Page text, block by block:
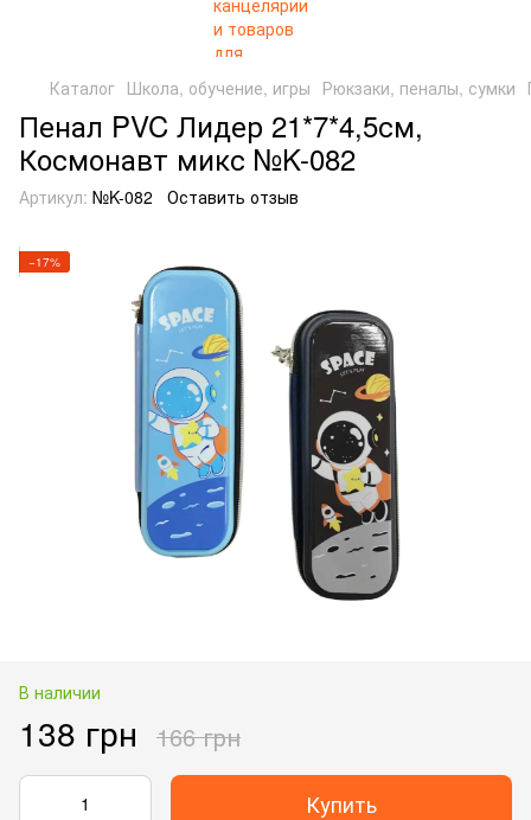
Каталог Школа, обучение, игры Рюкзаки, пеналы, сумки
Пенал PVC Лидер 21*7*4,5см,
Космонавт микс №K-082
Артикул: №K-082 Оставить отзыв
−17%
В наличии
138 грн 166 грн
Купить